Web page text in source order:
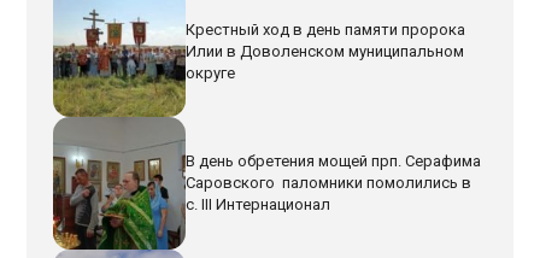
Крестный ход в день памяти пророка
Илии в Доволенском муниципальном
округе
В день обретения мощей прп. Серафима
Саровского паломники помолились в
с. III Интернационал